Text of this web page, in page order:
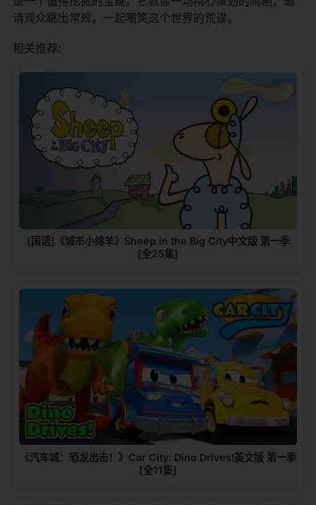
请观众跳出常规，一起嘲笑这个世界的荒谬。
相关推荐:
[国语]《城市小绵羊》Sheep in the Big City中文版 第一季
[全25集]
《汽车城：恐龙出击！》Car City: Dino Drives!英文版 第一季
[全11集]